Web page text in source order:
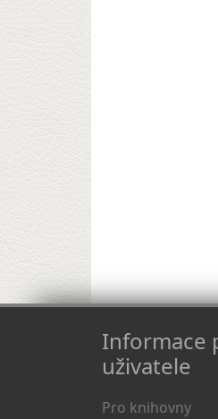
Informace
uživatele
Pro knihovny